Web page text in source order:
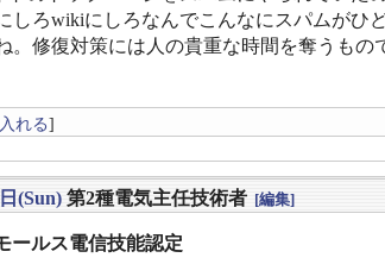
しろwikiにしろなんでこんなにスパムが
。修復対策には人の貴重な時間を奪うもの
れる]
(Sun) 第2種電気主任技術者 [編集]
ールス電信技能認定